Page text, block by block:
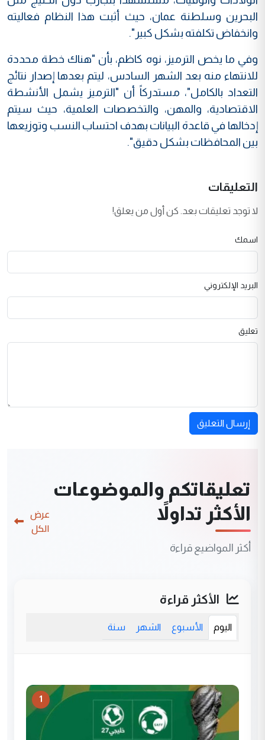
البحرين وسلطنة عمان، حيث أثبت هذا النظام فعاليته
وانخفاض تكلفته بشكل كبير".
وفي ما يخص الترميز، نوه كاظم، بأن "هناك خطة محددة
للانتهاء منه بعد الشهر السادس، ليتم بعدها إصدار نتائج
التعداد بالكامل"، مستدركاً أن "الترميز يشمل الأنشطة
الاقتصادية، والمهن، والتخصصات العلمية، حيث سيتم
إدخالها في قاعدة البيانات بهدف احتساب النسب وتوزيعها
بين المحافظات بشكل دقيق".
التعليقات
لا توجد تعليقات بعد. كن أول من يعلق!
اسمك
البريد الإلكتروني
تعليق
إرسال التعليق
تعليقاتكم والموضوعات
الأكثر تداولاً
أكثر المواضيع قراءة
عرض
الكل
الأكثر قراءة
اليوم الأسبوع الشهر سنة
1